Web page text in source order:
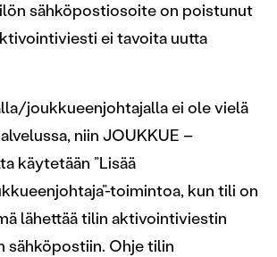
sähköpostiosoite on poistunut
ei tavoita uutta
joukkueenjohtajalla ei ole vielä
niin JOUKKUE –
käytetään ”Lisää
toimintoa, kun tili on
lähettää tilin aktivointiviestin
sähköpostiin. Ohje tilin